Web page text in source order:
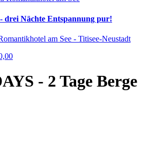
drei Nächte Entspannung pur!
am See - Titisee-Neustadt
- 2 Tage Berge